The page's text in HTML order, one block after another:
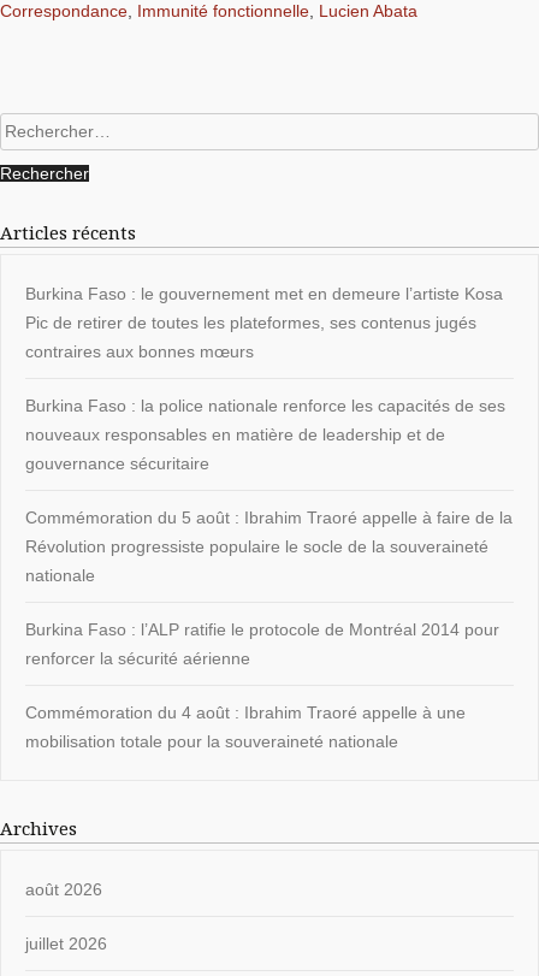
Correspondance, Immunité fonctionnelle, Lucien Abata
Rechercher :
Articles récents
Burkina Faso : le gouvernement met en demeure l’artiste Kosa
Pic de retirer de toutes les plateformes, ses contenus jugés
contraires aux bonnes mœurs
Burkina Faso : la police nationale renforce les capacités de ses
nouveaux responsables en matière de leadership et de
gouvernance sécuritaire
Commémoration du 5 août : Ibrahim Traoré appelle à faire de la
Révolution progressiste populaire le socle de la souveraineté
nationale
Burkina Faso : l’ALP ratifie le protocole de Montréal 2014 pour
renforcer la sécurité aérienne
Commémoration du 4 août : Ibrahim Traoré appelle à une
mobilisation totale pour la souveraineté nationale
Archives
août 2026
juillet 2026